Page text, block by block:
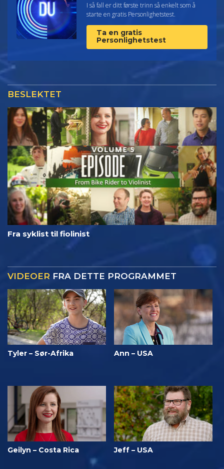
I så fall er ditt første trinn så enkelt som å
starte en gratis Personlighetstest.
Ta en gratis
Personlighetstest
BESLEKTET
Fra syklist til fiolinist
VIDEOER FRA DETTE PROGRAMMET
Tyler – Sør-Afrika Ann – USA
Geilyn – Costa Rica Jeff – USA